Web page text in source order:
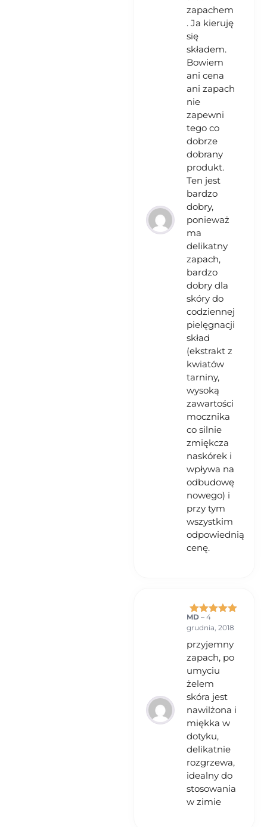
zapachem
. Ja kieruję
się
składem.
Bowiem
ani cena
ani zapach
nie
zapewni
tego co
dobrze
dobrany
produkt.
Ten jest
bardzo
dobry,
ponieważ
ma
delikatny
zapach,
bardzo
dobry dla
skóry do
codziennej
pielęgnacji
skład
(ekstrakt z
kwiatów
tarniny,
wysoką
zawartości
mocznika
co silnie
zmiękcza
naskórek i
wpływa na
odbudowę
nowego) i
przy tym
wszystkim
odpowiednią
cenę.
Oceniono
na 5
MD – 4
grudnia, 2018
przyjemny
zapach, po
umyciu
żelem
skóra jest
nawilżona i
miękka w
dotyku,
delikatnie
rozgrzewa,
idealny do
stosowania
w zimie